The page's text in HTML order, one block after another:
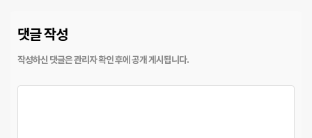
댓글 작성